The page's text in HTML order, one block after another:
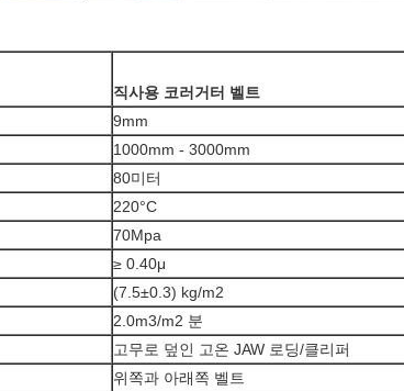
직사용 코러거터 벨트
9mm
1000mm - 3000mm
80미터
220°C
70Mpa
≥ 0.40μ
(7.5±0.3) kg/m2
2.0m3/m2 분
고무로 덮인 고온 JAW 로딩/클리퍼
위쪽과 아래쪽 벨트